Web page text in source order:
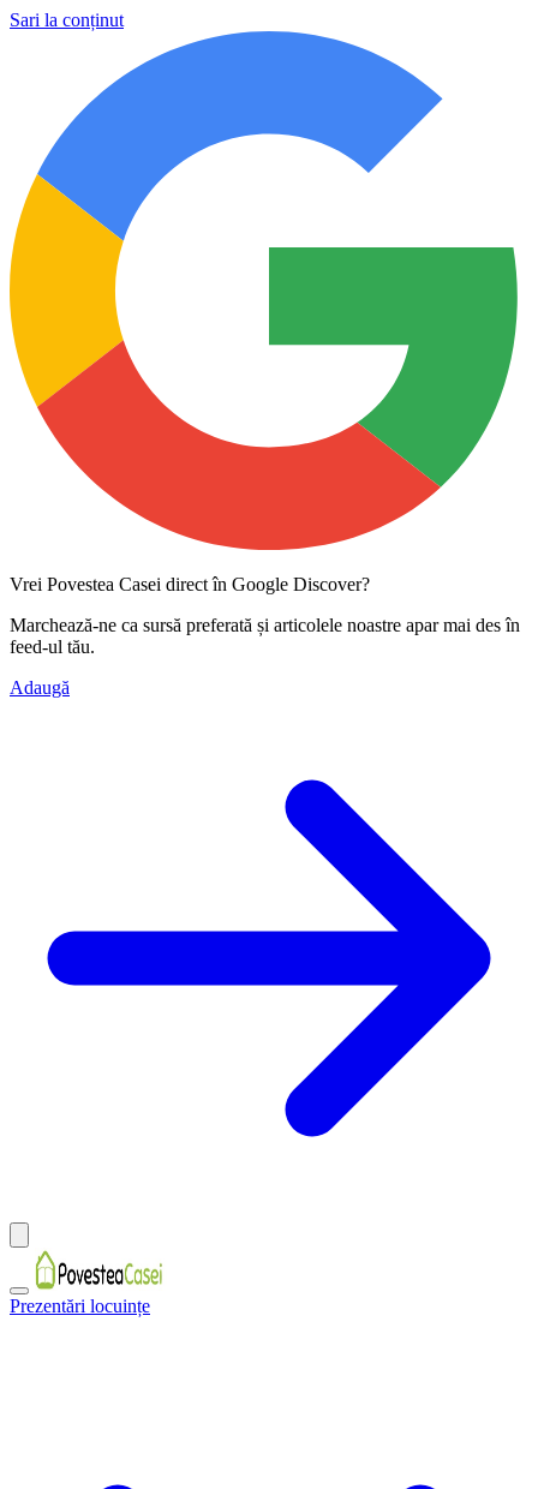
Sari la conținut
Vrei Povestea Casei direct în Google Discover?
Marchează-ne ca sursă preferată și articolele noastre apar mai des în
feed-ul tău.
Adaugă
Prezentări locuințe